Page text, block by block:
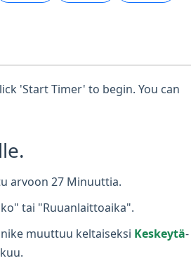
'Start Timer' to begin. You can
arvoon 27 Minuuttia.
tai "Ruuanlaittoaika".
muuttuu keltaiseksi Keskeytä-